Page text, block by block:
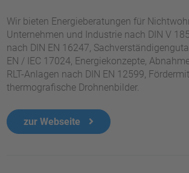
Wir bieten Energieberatungen für
Unternehmen und Industrie nach DIN V
nach DIN EN 16247,
EN / IEC 17024, Energiekonzepte,
RLT-Anlagen nach DIN EN 12599,
thermografische Drohnenbilder.
zur Webseite